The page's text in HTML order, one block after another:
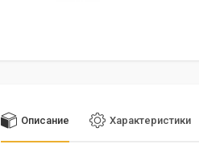
Описание Характеристики